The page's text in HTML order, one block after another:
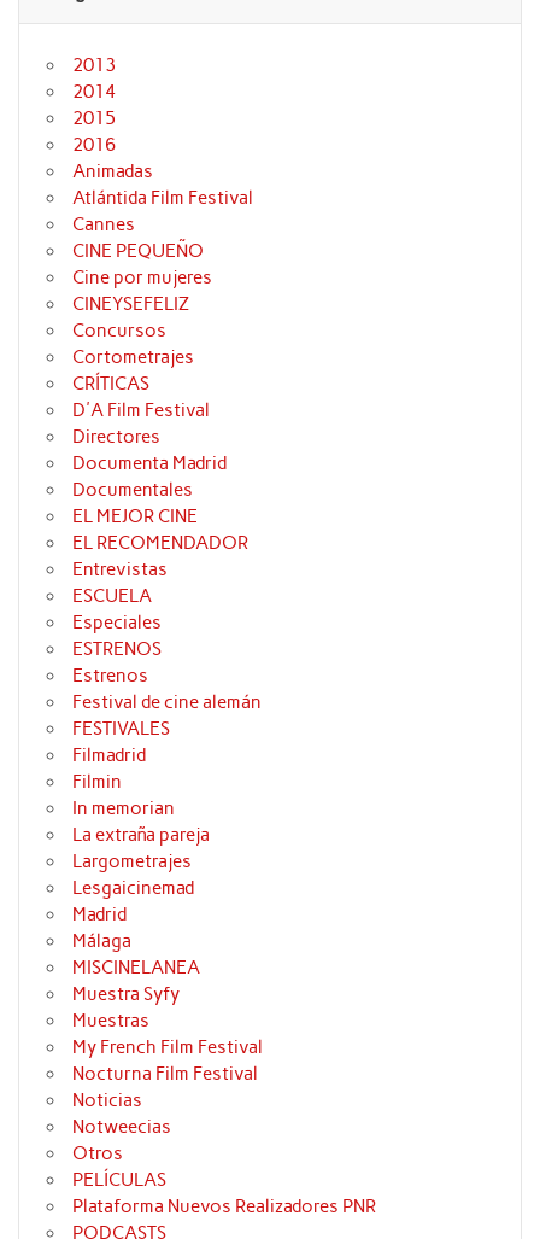
2013
2014
2015
2016
Animadas
Atlántida Film Festival
Cannes
CINE PEQUEÑO
Cine por mujeres
CINEYSEFELIZ
Concursos
Cortometrajes
CRÍTICAS
D'A Film Festival
Directores
Documenta Madrid
Documentales
EL MEJOR CINE
EL RECOMENDADOR
Entrevistas
ESCUELA
Especiales
ESTRENOS
Estrenos
Festival de cine alemán
FESTIVALES
Filmadrid
Filmin
In memorian
La extraña pareja
Largometrajes
Lesgaicinemad
Madrid
Málaga
MISCINELANEA
Muestra Syfy
Muestras
My French Film Festival
Nocturna Film Festival
Noticias
Notweecias
Otros
PELÍCULAS
Plataforma Nuevos Realizadores PNR
PODCASTS